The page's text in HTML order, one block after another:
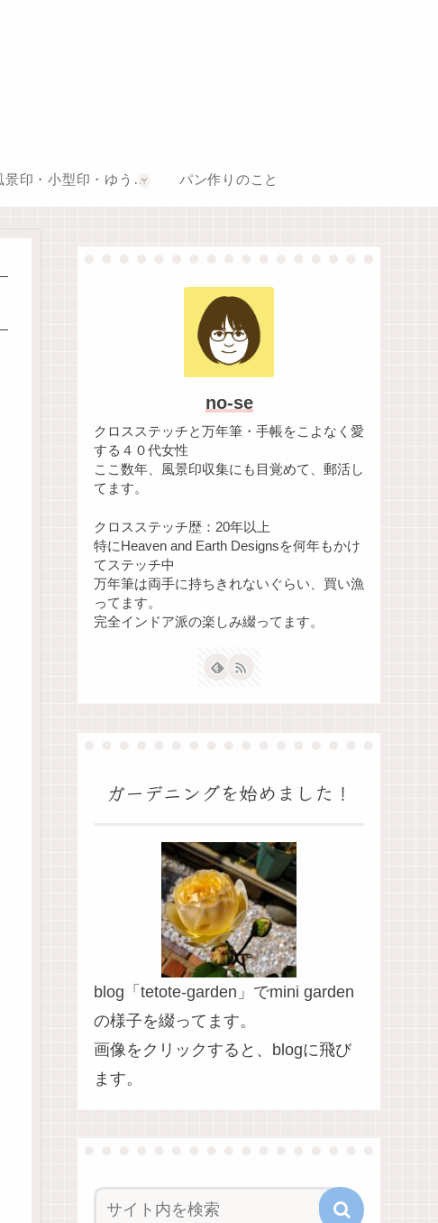
風景印・小型印・ゆうちょスタンプ巡り パン作りのこと
no-se
クロスステッチと万年筆・手帳をこよなく愛
する４０代女性
ここ数年、風景印収集にも目覚めて、郵活し
てます。
クロスステッチ歴：20年以上
特にHeaven and Earth Designsを何年もかけ
てステッチ中
万年筆は両手に持ちきれないぐらい、買い漁
ってます。
完全インドア派の楽しみ綴ってます。
ガーデニングを始めました！
blog「tetote-garden」でmini garden
の様子を綴ってます。
画像をクリックすると、blogに飛び
ます。